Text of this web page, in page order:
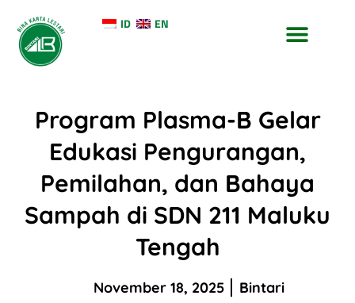
ID EN
Program Plasma-B Gelar
Edukasi Pengurangan,
Pemilahan, dan Bahaya
Sampah di SDN 211 Maluku
Tengah
November 18, 2025 Bintari